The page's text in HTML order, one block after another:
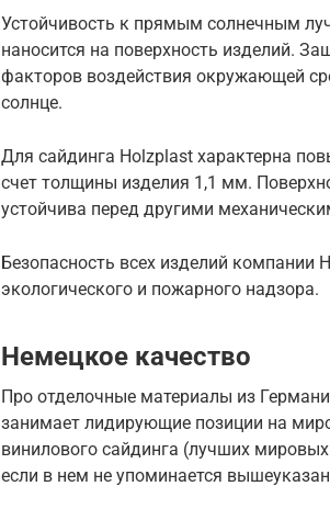
Устойчивость к прямым солнечным
наносится на поверхность изделий.
факторов воздействия окружающей
солнце.
Для сайдинга Holzplast характерна
счет толщины изделия 1,1 мм.
устойчива перед другими
Безопасность всех изделий компании
экологического и пожарного надзора.
Немецкое качество
Про отделочные материалы из
занимает лидирующие позиции на
винилового сайдинга (лучших
если в нем не упоминается